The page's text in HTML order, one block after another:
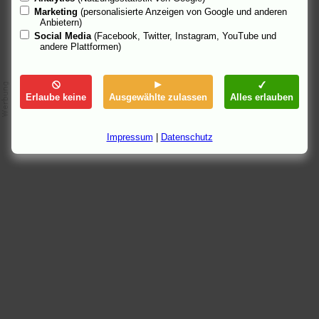
Marketing (personalisierte Anzeigen von Google und anderen
Anbietern)
Social Media (Facebook, Twitter, Instagram, YouTube und
andere Plattformen)
Erlaube keine Ausgewählte zulassen Alles erlauben
Impressum Datenschutz